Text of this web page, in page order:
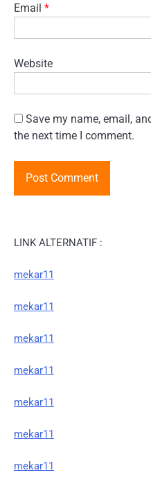
Email *
Website
Save my name, email,
the next time I comment.
LINK ALTERNATIF :
mekar11
mekar11
mekar11
mekar11
mekar11
mekar11
mekar11